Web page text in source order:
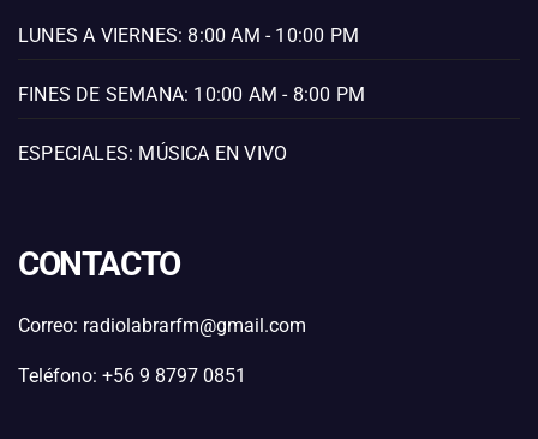
LUNES A VIERNES: 8:00 AM - 10:00 PM
FINES DE SEMANA: 10:00 AM - 8:00 PM
ESPECIALES: MÚSICA EN VIVO
CONTACTO
Correo: radiolabrarfm@gmail.com
Teléfono: +56 9 8797 0851